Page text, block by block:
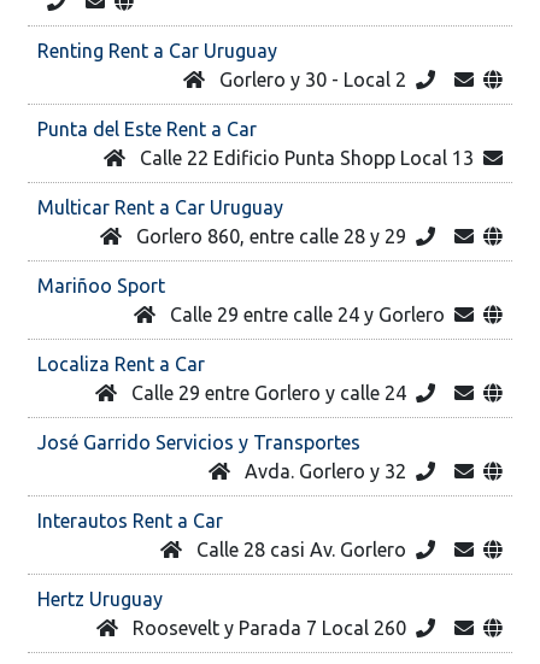
Renting Rent a Car Uruguay
Gorlero y 30 - Local 2
Punta del Este Rent a Car
Calle 22 Edificio Punta Shopp Local 13
Multicar Rent a Car Uruguay
Gorlero 860, entre calle 28 y 29
Mariñoo Sport
Calle 29 entre calle 24 y Gorlero
Localiza Rent a Car
Calle 29 entre Gorlero y calle 24
José Garrido Servicios y Transportes
Avda. Gorlero y 32
Interautos Rent a Car
Calle 28 casi Av. Gorlero
Hertz Uruguay
Roosevelt y Parada 7 Local 260